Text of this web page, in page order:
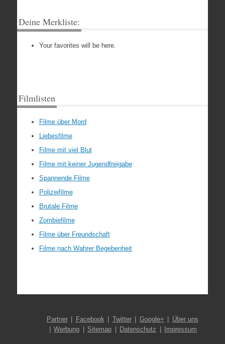
Deine Merkliste:
Your favorites will be here.
Filmlisten
Filme über Mord
Liebesfilme
Filme mit viel Blut
Filme mit keiner Jugendfreigabe
Spannende Filme
Polizeifilme
Brutale Filme
Zombiefilme
Filme über Freundschaft
Filme nach Wahrer Begebenheit
Partner Facebook Twitter Google+
Über uns
Werbung
Sitemap Datenschutz Impressum